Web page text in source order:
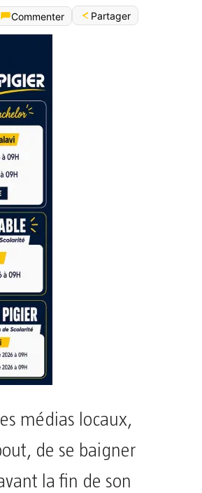
Commenter Partager
médias locaux,
de se baigner
la fin de son